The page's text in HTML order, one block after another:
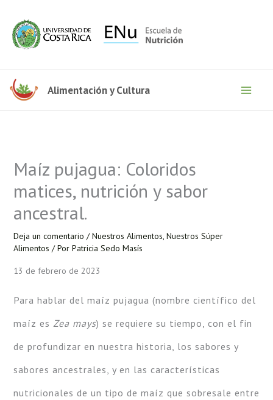
contenido
Alimentación y Cultura
Maíz pujagua: Coloridos
matices, nutrición y sabor
ancestral.
Deja un comentario /Nuestros Alimentos, Nuestros Súper
Alimentos / Por Patricia Sedo Masís
13 de febrero de 2023
Para hablar del maíz pujagua (nombre científico del
maíz es Zea mays) se requiere su tiempo, con el fin
de profundizar en nuestra historia, los sabores y
sabores ancestrales, y en las características
nutricionales de un tipo de maíz que sobresale entre